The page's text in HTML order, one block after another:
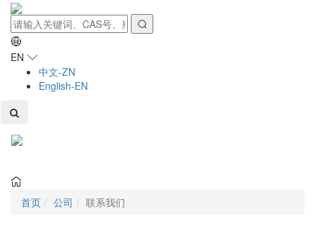
EN
中文-ZN
English-EN
首页 公司 联系我们